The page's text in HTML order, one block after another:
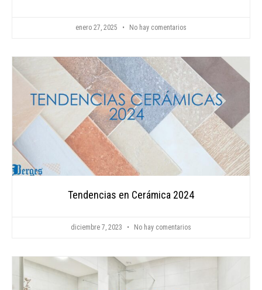
enero 27, 2025 No hay comentarios
Tendencias en Cerámica 2024
diciembre 7, 2023 No hay comentarios